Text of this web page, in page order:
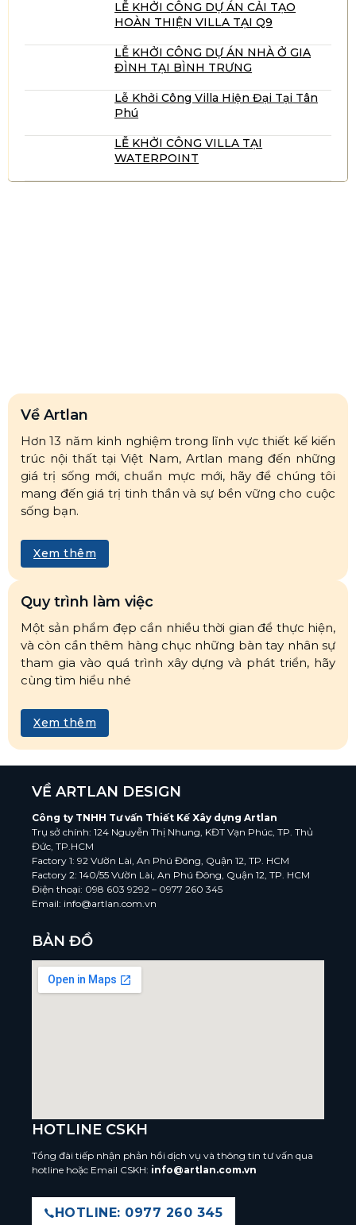
LỄ KHỞI CÔNG DỰ ÁN CẢI TẠO
HOÀN THIỆN VILLA TẠI Q9
LỄ KHỞI CÔNG DỰ ÁN NHÀ Ở GIA
ĐÌNH TẠI BÌNH TRƯNG
Lễ Khởi Công Villa Hiện Đại Tại Tân
Phú
LỄ KHỞI CÔNG VILLA TẠI
WATERPOINT
Về Artlan
Hơn 13 năm kinh nghiệm trong lĩnh vực thiết kế kiến
trúc nội thất tại Việt Nam, Artlan mang đến những
giá trị sống mới, chuẩn mực mới, hãy để chúng tôi
mang đến giá trị tinh thần và sự bền vững cho cuộc
sống bạn.
Xem thêm
Quy trình làm việc
Một sản phẩm đẹp cần nhiều thời gian để thực hiện,
và còn cần thêm hàng chục những bàn tay nhân sự
tham gia vào quá trình xây dựng và phát triển, hãy
cùng tìm hiểu nhé
Xem thêm
VỀ ARTLAN DESIGN
Công ty TNHH Tư vấn Thiết Kế Xây dựng Artlan
Trụ sở chính: 124 Nguyễn Thị Nhung, KĐT Vạn Phúc, TP. Thủ
Đức, TP.HCM
Factory 1: 92 Vườn Lài, An Phú Đông, Quận 12, TP. HCM
Factory 2: 140/55 Vườn Lài, An Phú Đông, Quận 12, TP. HCM
Điện thoại: 098 603 9292 – 0977 260 345
Email: info@artlan.com.vn
BẢN ĐỒ
HOTLINE CSKH
Tổng đài tiếp nhận phản hồi dịch vụ và thông tin tư vấn qua
hotline hoặc Email CSKH: info@artlan.com.vn
HOTLINE: 0977 260 345